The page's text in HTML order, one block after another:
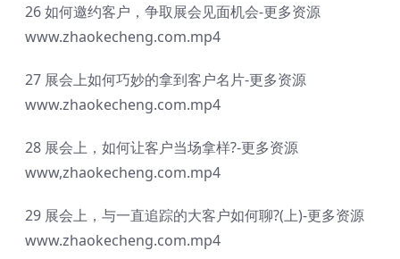
26 如何邀约客户，争取展会见面机会-更多资源
www.zhaokecheng.com.mp4
27 展会上如何巧妙的拿到客户名片-更多资源
www.zhaokecheng.com.mp4
28 展会上，如何让客户当场拿样?-更多资源
www,zhaokecheng.com.mp4
29 展会上，与一直追踪的大客户如何聊?(上)-更多资源
www.zhaokecheng.com.mp4